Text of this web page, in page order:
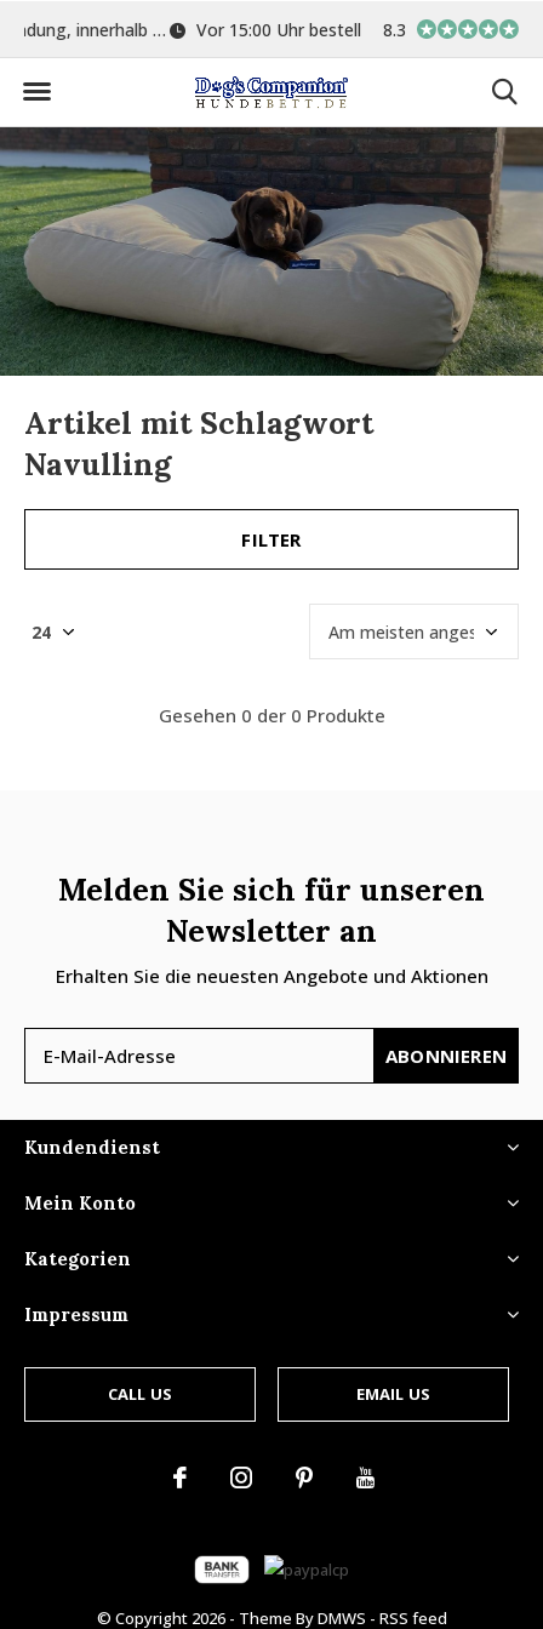
Vor 15:00 Uhr bestellt, am gleichen Tag versand In eigener
8.3
Artikel mit Schlagwort
Navulling
FILTER
Gesehen 0 der 0 Produkte
Melden Sie sich für unseren
Newsletter an
Erhalten Sie die neuesten Angebote und Aktionen
ABONNIEREN
Kundendienst
Mein Konto
Kategorien
Impressum
CALL US EMAIL US
© Copyright 2026- Theme ByDMWS - RSS feed